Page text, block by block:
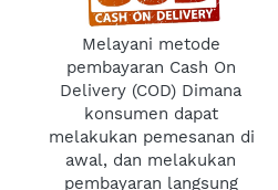
Melayani metode
pembayaran Cash On
Delivery (COD) Dimana
konsumen dapat
melakukan pemesanan di
awal, dan melakukan